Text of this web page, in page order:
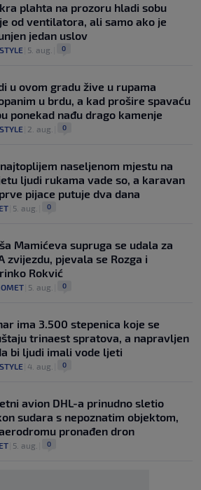
plahta na prozoru hladi sobu
od ventilatora, ali samo ako je
jedan uslov
5. aug. 0
u ovom gradu žive u rupama
u brdu, a kad prošire spavaću
ponekad nađu drago kamenje
2. aug. 0
naseljenom mjestu na
ljudi rukama vade so, a karavan
pijace putuje dva dana
5. aug. 0
Mamićeva supruga se udala za
zvijezdu, pjevala se Rozga i
Rokvić
5. aug. 0
imа 3.500 stepenica koje se
trinaest spratova, a napravljen
bi ljudi imali vode ljeti
4. aug. 0
avion DHL-a prinudno sletio
sudara s nepoznatim objektom,
pronađen dron
5. aug. 0